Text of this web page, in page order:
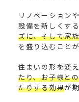
リノベーション
設備を新しくす
ズに、そして家
を盛り込むこと
住まいの形を変
たり、お子様と
たりする効果が